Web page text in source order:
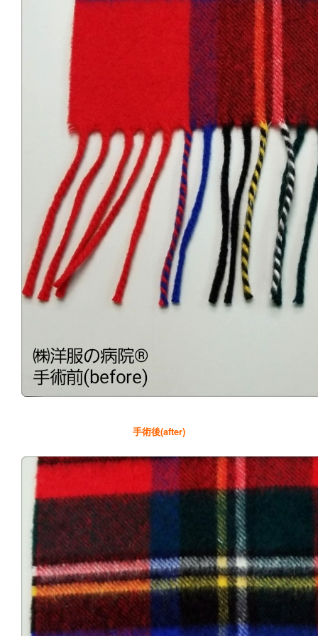
手術後(after)